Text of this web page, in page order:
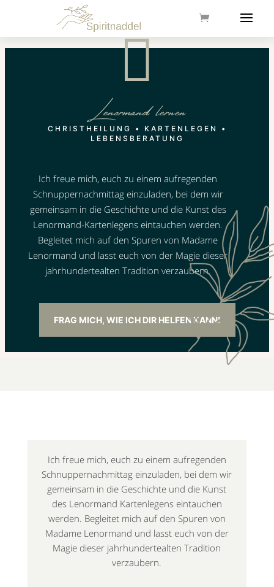

Lenormand lernen
CHRISTHEILUNG • KARTENLEGEN •
LEBENSBERATUNG
Ich freue mich, euch zu einem aufregenden
Schnuppernachmittag einzuladen, bei dem wir
gemeinsam in die Geschichte und die Kunst des
Lenormand-Kartenlegens eintauchen werden.
Begleitet mich auf den Spuren von Madame
Lenormand und lasst euch von der Magie dieser
jahrhundertealten Tradition verzaubern.
FRAG MICH, WIE ICH DIR HELFEN KANN!
Ich freue mich, euch zu einem aufregenden
Schnuppernachmittag einzuladen, bei dem wir
gemeinsam in die Geschichte und die Kunst
des Lenormand Kartenlegens eintauchen
werden. Begleitet mich auf den Spuren von
Madame Lenormand und lasst euch von der
Magie dieser jahrhundertealten Tradition
verzaubern.